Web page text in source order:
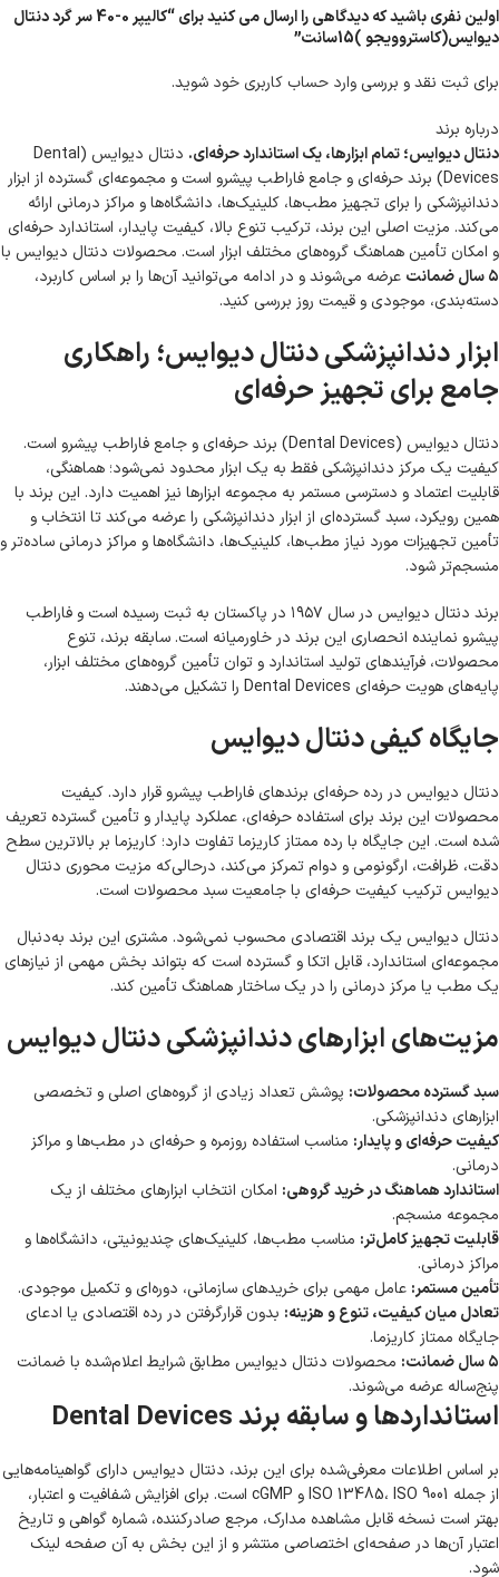
اولین نفری باشید که دیدگاهی را ارسال می کنید برای “کالیپر 0-40 سر گرد دنتال
دیوایس(کاستروویجو )15سانت”
برای ثبت نقد و بررسی وارد حساب کاربری خود شوید.
درباره برند
دنتال دیوایس؛ تمام ابزارها، یک استاندارد حرفه‌ای.
دنتال دیوایس (Dental
Devices) برند حرفه‌ای و جامع فاراطب پیشرو است و مجموعه‌ای گسترده از ابزار
دندانپزشکی را برای تجهیز مطب‌ها، کلینیک‌ها، دانشگاه‌ها و مراکز درمانی ارائه
می‌کند. مزیت اصلی این برند، ترکیب تنوع بالا، کیفیت پایدار، استاندارد حرفه‌ای
و امکان تأمین هماهنگ گروه‌های مختلف ابزار است. محصولات دنتال دیوایس با
۵ سال ضمانت
عرضه می‌شوند و در ادامه می‌توانید آن‌ها را بر اساس کاربرد،
دسته‌بندی، موجودی و قیمت روز بررسی کنید.
ابزار دندانپزشکی دنتال دیوایس؛ راهکاری
جامع برای تجهیز حرفه‌ای
دنتال دیوایس (Dental Devices) برند حرفه‌ای و جامع فاراطب پیشرو است.
کیفیت یک مرکز دندانپزشکی فقط به یک ابزار محدود نمی‌شود؛ هماهنگی،
قابلیت اعتماد و دسترسی مستمر به مجموعه ابزارها نیز اهمیت دارد. این برند با
همین رویکرد، سبد گسترده‌ای از ابزار دندانپزشکی را عرضه می‌کند تا انتخاب و
تأمین تجهیزات مورد نیاز مطب‌ها، کلینیک‌ها، دانشگاه‌ها و مراکز درمانی ساده‌تر و
منسجم‌تر شود.
برند دنتال دیوایس در سال ۱۹۵۷ در پاکستان به ثبت رسیده است و فاراطب
پیشرو نماینده انحصاری این برند در خاورمیانه است. سابقه برند، تنوع
محصولات، فرآیندهای تولید استاندارد و توان تأمین گروه‌های مختلف ابزار،
پایه‌های هویت حرفه‌ای Dental Devices را تشکیل می‌دهند.
جایگاه کیفی دنتال دیوایس
دنتال دیوایس در رده حرفه‌ای برندهای فاراطب پیشرو قرار دارد. کیفیت
محصولات این برند برای استفاده حرفه‌ای، عملکرد پایدار و تأمین گسترده تعریف
شده است. این جایگاه با رده ممتاز کاریزما تفاوت دارد؛ کاریزما بر بالاترین سطح
دقت، ظرافت، ارگونومی و دوام تمرکز می‌کند، درحالی‌که مزیت محوری دنتال
دیوایس ترکیب کیفیت حرفه‌ای با جامعیت سبد محصولات است.
دنتال دیوایس یک برند اقتصادی محسوب نمی‌شود. مشتری این برند به‌دنبال
مجموعه‌ای استاندارد، قابل اتکا و گسترده است که بتواند بخش مهمی از نیازهای
یک مطب یا مرکز درمانی را در یک ساختار هماهنگ تأمین کند.
مزیت‌های ابزارهای دندانپزشکی دنتال دیوایس
سبد گسترده محصولات: پوشش تعداد زیادی از گروه‌های اصلی و تخصصی
ابزارهای دندانپزشکی.
کیفیت حرفه‌ای و پایدار: مناسب استفاده روزمره و حرفه‌ای در مطب‌ها و مراکز
درمانی.
استاندارد هماهنگ در خرید گروهی: امکان انتخاب ابزارهای مختلف از یک
مجموعه منسجم.
قابلیت تجهیز کامل‌تر: مناسب مطب‌ها، کلینیک‌های چندیونیتی، دانشگاه‌ها و
مراکز درمانی.
تأمین مستمر: عامل مهمی برای خریدهای سازمانی، دوره‌ای و تکمیل موجودی.
تعادل میان کیفیت، تنوع و هزینه: بدون قرارگرفتن در رده اقتصادی یا ادعای
جایگاه ممتاز کاریزما.
۵ سال ضمانت:
محصولات دنتال دیوایس مطابق شرایط اعلام‌شده با ضمانت
پنج‌ساله عرضه می‌شوند.
استانداردها و سابقه برند Dental Devices
بر اساس اطلاعات معرفی‌شده برای این برند، دنتال دیوایس دارای گواهینامه‌هایی
از جمله ISO 13485، ISO 9001 و cGMP است. برای افزایش شفافیت و اعتبار،
بهتر است نسخه قابل مشاهده مدارک، مرجع صادرکننده، شماره گواهی و تاریخ
اعتبار آن‌ها در صفحه‌ای اختصاصی منتشر و از این بخش به آن صفحه لینک
شود.